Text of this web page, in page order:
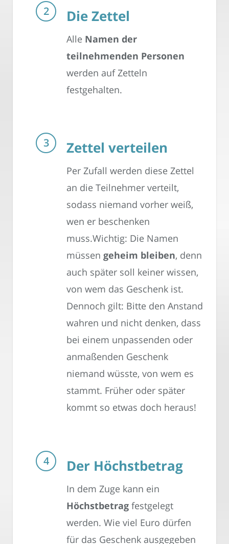
Die Zettel
Alle Namen der
teilnehmenden Personen
werden auf Zetteln
festgehalten.
Zettel verteilen
Per Zufall werden diese Zettel
an die Teilnehmer verteilt,
sodass niemand vorher weiß,
wen er beschenken
muss.Wichtig: Die Namen
müssen geheim bleiben, denn
auch später soll keiner wissen,
von wem das Geschenk ist.
Dennoch gilt: Bitte den Anstand
wahren und nicht denken, dass
bei einem unpassenden oder
anmaßenden Geschenk
niemand wüsste, von wem es
stammt. Früher oder später
kommt so etwas doch heraus!
Der Höchstbetrag
In dem Zuge kann ein
Höchstbetrag festgelegt
werden. Wie viel Euro dürfen
für das Geschenk ausgegeben